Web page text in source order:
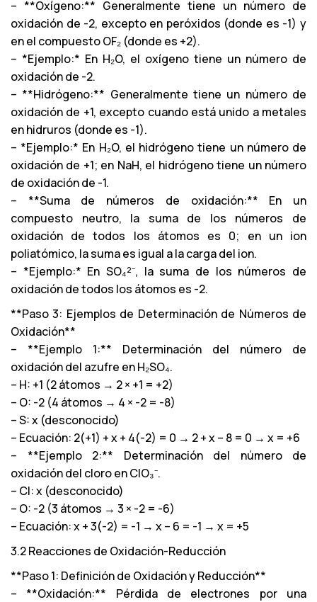
– **Oxígeno:** Generalmente tiene un número de
oxidación de -2, excepto en peróxidos (donde es -1) y
en el compuesto OF₂ (donde es +2).
– *Ejemplo:* En H₂O, el oxígeno tiene un número de
oxidación de -2.
– **Hidrógeno:** Generalmente tiene un número de
oxidación de +1, excepto cuando está unido a metales
en hidruros (donde es -1).
– *Ejemplo:* En H₂O, el hidrógeno tiene un número de
oxidación de +1; en NaH, el hidrógeno tiene un número
de oxidación de -1.
– **Suma de números de oxidación:** En un
compuesto neutro, la suma de los números de
oxidación de todos los átomos es 0; en un ion
poliatómico, la suma es igual a la carga del ion.
– *Ejemplo:* En SO₄²⁻, la suma de los números de
oxidación de todos los átomos es -2.
**Paso 3: Ejemplos de Determinación de Números de
Oxidación**
– **Ejemplo 1:** Determinación del número de
oxidación del azufre en H₂SO₄.
– H: +1 (2 átomos → 2 × +1 = +2)
– O: -2 (4 átomos → 4 × -2 = -8)
– S: x (desconocido)
– Ecuación: 2(+1) + x + 4(-2) = 0 → 2 + x – 8 = 0 → x = +6
– **Ejemplo 2:** Determinación del número de
oxidación del cloro en ClO₃⁻.
– Cl: x (desconocido)
– O: -2 (3 átomos → 3 × -2 = -6)
– Ecuación: x + 3(-2) = -1 → x – 6 = -1 → x = +5
3.2 Reacciones de Oxidación-Reducción
**Paso 1: Definición de Oxidación y Reducción**
– **Oxidación:** Pérdida de electrones por una